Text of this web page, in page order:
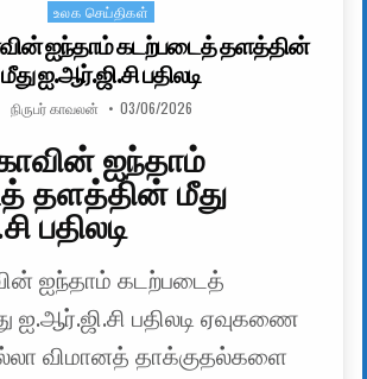
உலக செய்திகள்
ஐந்தாம் கடற்படைத் தளத்தின்
மீது ஐ.ஆர்.ஜி.சி பதிலடி
AUTHOR:
நிருபர் காவலன் PUBLISHED DATE:
03/06/2026
ஐந்தாம்
தளத்தின் மீது
பதிலடி
ஐந்தாம் கடற்படைத்
ஐ.ஆர்.ஜி.சி பதிலடி ஏவுகணை
விமானத் தாக்குதல்களை